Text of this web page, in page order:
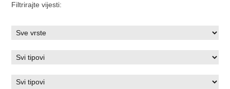
Filtrirajte vijesti: